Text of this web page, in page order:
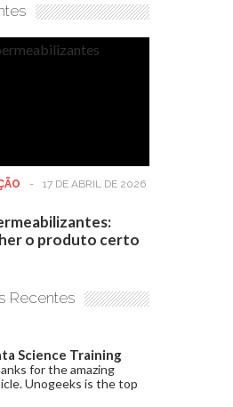
- 17 DE ABRIL DE 2026
o produto certo
Recentes
Science Training
for the amazing
Unogeeks is the top